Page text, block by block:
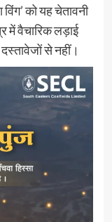
को यह चेतावनी
में वैचारिक लड़ाई
से नहीं।